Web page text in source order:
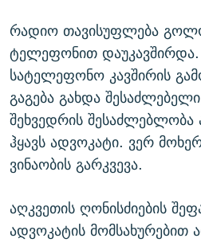
რადიო თავისუფლება
ტელეფონით დაუკავშირდა.
სატელეფონო კავშირის
გაგება გახდა
შეხვედრის შესაძლებლობა
ჰყავს ადვოკატი. ვერ
ვინაობის გარკვევა.
აღკვეთის ღონისძიების
ადვოკატის მომსახურებით